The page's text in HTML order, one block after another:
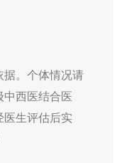
据。个体情况请
中西医结合医
医生评估后实